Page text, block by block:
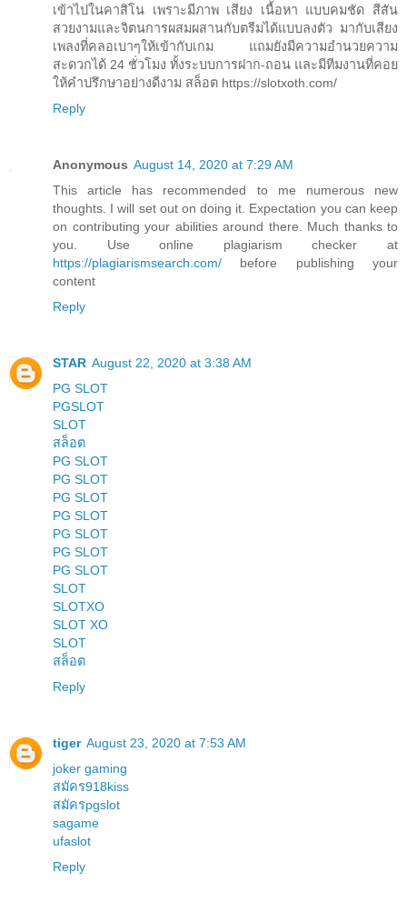
เข้าไปในคาสิโน เพราะมีภาพ เสียง เนื้อหา แบบคมชัด สีสัน
สวยงามและจิตนการผสมผสานกับตรีมได้แบบลงตัว มากับเสียง
เพลงที่คลอเบาๆให้เข้ากับเกม แถมยังมีความอำนวยความ
สะดวกได้ 24 ชั่วโมง ทั้งระบบการฝาก-ถอน และมีทีมงานที่คอย
ให้คำปรึกษาอย่างดีงาม สล็อต https://slotxoth.com/
Reply
Anonymous August 14, 2020 at 7:29 AM
This article has recommended to me numerous new
thoughts. I will set out on doing it. Expectation you can keep
on contributing your abilities around there. Much thanks to
you. Use online plagiarism checker at
https://plagiarismsearch.com/ before publishing your
content
Reply
STAR August 22, 2020 at 3:38 AM
PG SLOT
PGSLOT
SLOT
สล็อต
PG SLOT
PG SLOT
PG SLOT
PG SLOT
PG SLOT
PG SLOT
PG SLOT
SLOT
SLOTXO
SLOT XO
SLOT
สล็อต
Reply
tiger August 23, 2020 at 7:53 AM
joker gaming
สมัคร918kiss
สมัครpgslot
sagame
ufaslot
Reply